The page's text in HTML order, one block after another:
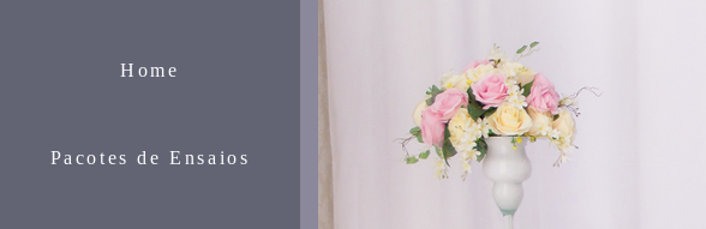
Home
Pacotes de Ensaios